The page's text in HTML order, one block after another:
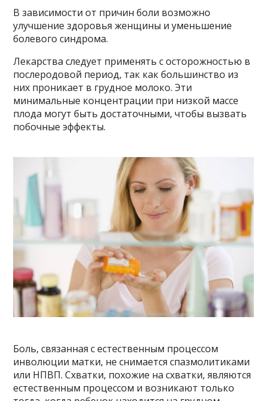
В зависимости от причин боли возможно
улучшение здоровья женщины и уменьшение
болевого синдрома.
Лекарства следует применять с осторожностью в
послеродовой период, так как большинство из
них проникает в грудное молоко. Эти
минимальные концентрации при низкой массе
плода могут быть достаточными, чтобы вызвать
побочные эффекты.
Боль, связанная с естественным процессом
инволюции матки, не снимается спазмолитиками
или НПВП. Схватки, похожие на схватки, являются
естественным процессом и возникают только